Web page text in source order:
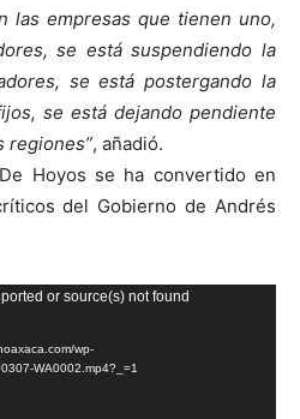
las empresas que tienen uno,
se está suspendiendo la
se está postergando la
se está dejando pendiente
regiones”, añadió.
Hoyos se ha convertido en
del Gobierno de Andrés
or source(s) not found
wp-
WA0002.mp4?_=1